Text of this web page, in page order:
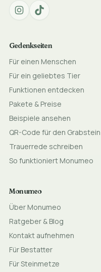
Gedenkseiten
Für einen Menschen
Für ein geliebtes Tier
Funktionen entdecken
Pakete & Preise
Beispiele ansehen
QR-Code für den Grabstein
Trauerrede schreiben
So funktioniert Monumeo
Monumeo
Über Monumeo
Ratgeber & Blog
Kontakt aufnehmen
Für Bestatter
Für Steinmetze